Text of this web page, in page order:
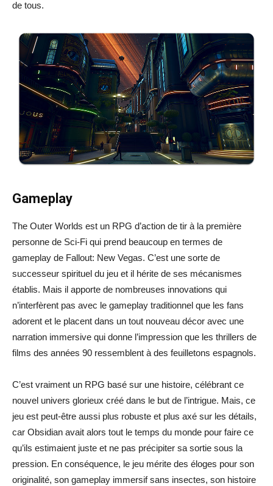
de tous.
Gameplay
The Outer Worlds est un RPG d’action de tir à la première
personne de Sci-Fi qui prend beaucoup en termes de
gameplay de Fallout: New Vegas. C’est une sorte de
successeur spirituel du jeu et il hérite de ses mécanismes
établis. Mais il apporte de nombreuses innovations qui
n’interfèrent pas avec le gameplay traditionnel que les fans
adorent et le placent dans un tout nouveau décor avec une
narration immersive qui donne l’impression que les thrillers de
films des années 90 ressemblent à des feuilletons espagnols.
C’est vraiment un RPG basé sur une histoire, célébrant ce
nouvel univers glorieux créé dans le but de l’intrigue. Mais, ce
jeu est peut-être aussi plus robuste et plus axé sur les détails,
car Obsidian avait alors tout le temps du monde pour faire ce
qu’ils estimaient juste et ne pas précipiter sa sortie sous la
pression. En conséquence, le jeu mérite des éloges pour son
originalité, son gameplay immersif sans insectes, son histoire